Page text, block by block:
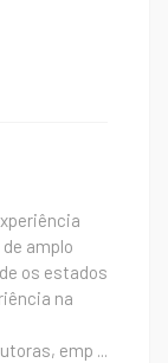
amplo
os estados
na
emp ...